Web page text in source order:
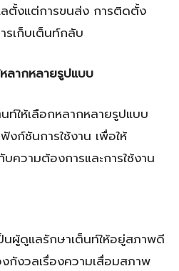
ลตั้งแต่การขนส่ง การติดตั้ง
รเก็บเต็นท์กลับ
ลากหลายรูปแบบ
นท์ให้เลือกหลากหลายรูปแบบ
ก์ชันการใช้งาน เพื่อให้
บความต้องการและการใช้งาน
ป็นผู้ดูแลรักษาเต็นท์ให้อยู่สภาพดี
กังวลเรื่องความเสื่อมสภาพ